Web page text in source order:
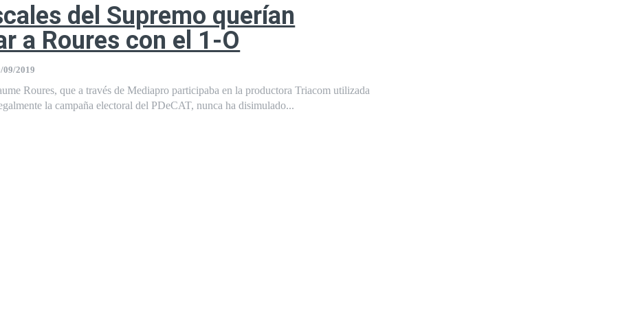
del Supremo querían
a Roures con el 1-O
09/2019
Roures, que a través de Mediapro participaba en la productora Triacom utilizada
la campaña electoral del PDeCAT, nunca ha disimulado...